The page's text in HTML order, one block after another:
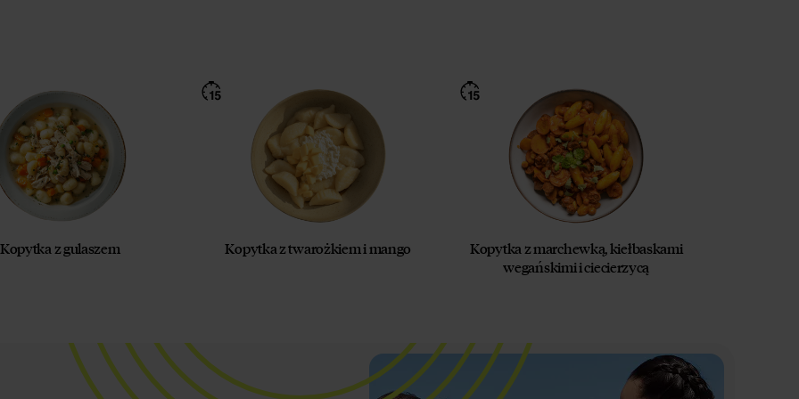
Kopytka z gulaszem Kopytka z twarożkiem i mango
Kopytka z marchewką, kiełbaskami
wegańskimi i ciecierzycą